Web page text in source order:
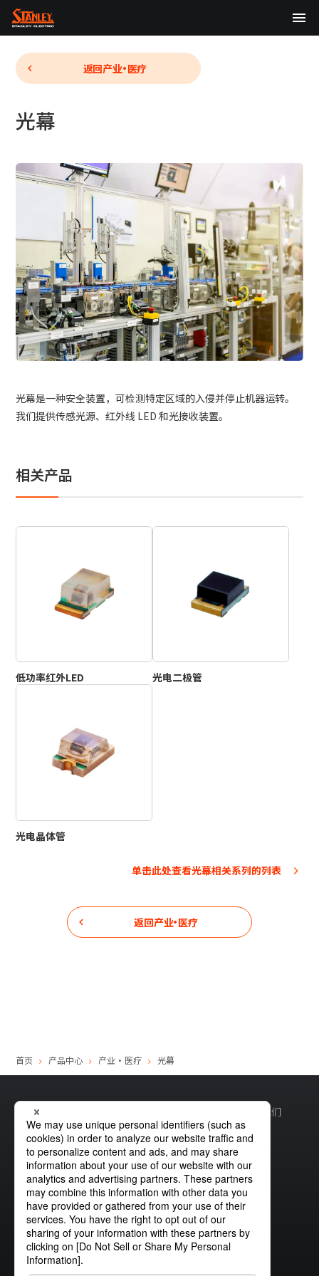
日本語 English 中文
联系我们
站内搜索
全部
TOP
关于我们
产品中心
可持续发展
股东・投资者信息（English）
返回产业・医疗
光幕
光幕是一种安全装置，可检测特定区域的入侵并停止机器运转。
我们提供传感光源、红外线 LED 和光接收装置。
相关产品
低功率红外LED 光电二极管
光电晶体管
单击此处查看光幕相关系列的列表
返回产业・医疗
首页 产品中心 产业・医疗 光幕
网站地图 联系我们
沪ICP备19033726号-2
沪公网安备31010402335180号